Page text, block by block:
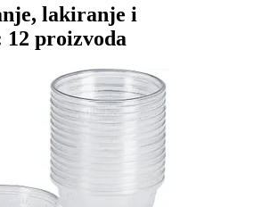
lakiranje i
proizvoda